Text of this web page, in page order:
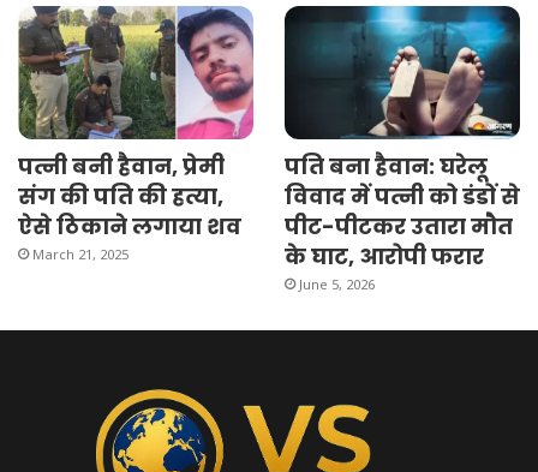
पत्नी बनी हैवान, प्रेमी
संग की पति की हत्या,
ऐसे ठिकाने लगाया शव
March 21, 2025
पति बना हैवान: घरेलू
विवाद में पत्नी को डंडों से
पीट-पीटकर उतारा मौत
के घाट, आरोपी फरार
June 5, 2026